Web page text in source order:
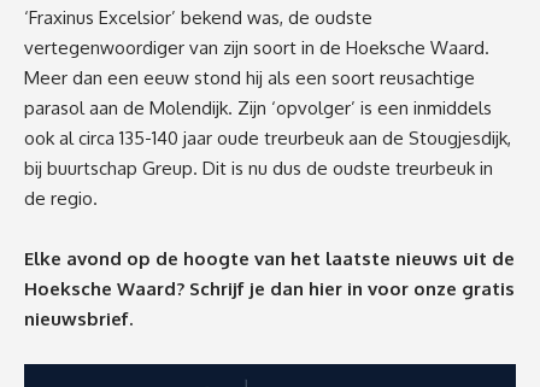
‘Fraxinus Excelsior’ bekend was, de oudste
vertegenwoordiger van zijn soort in de Hoeksche Waard.
Meer dan een eeuw stond hij als een soort reusachtige
parasol aan de Molendijk. Zijn ‘opvolger’ is een inmiddels
ook al circa 135-140 jaar oude treurbeuk aan de Stougjesdijk,
bij buurtschap Greup. Dit is nu dus de oudste treurbeuk in
de regio.
Elke avond op de hoogte van het laatste nieuws uit de
Hoeksche Waard? Schrijf je dan hier in voor onze gratis
nieuwsbrief.